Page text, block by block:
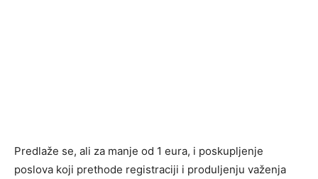
Predlaže se, ali za manje od 1 eura, i poskupljenje
poslova koji prethode registraciji i produljenju važenja